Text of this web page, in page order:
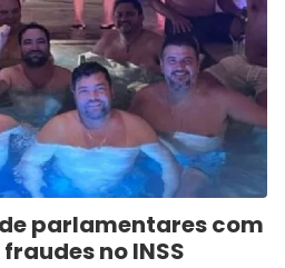
parlamentares com
no INSS